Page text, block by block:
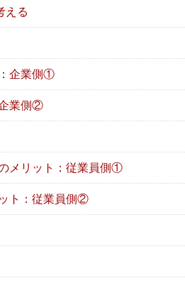
える
企業側①
業側②
メリット：従業員側①
ト：従業員側②